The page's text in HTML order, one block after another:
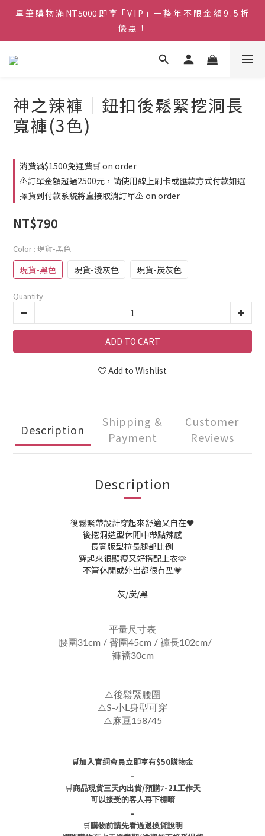
♡ 官 網 訂 單 滿 NT.1500 即 享 免 運 費 🚚💨 ♡
單 筆 購 物 滿 NT.5000 即 享「 V I P 」一 整 年 不 限 金 額 9 . 5 折
優 惠 ！
♡ 官 網 訂 單 滿 NT.1500 即 享 免 運 費 🚚💨 ♡
神之辣褲｜鈕扣後鬆緊挖洞長
寬褲(3色)
消費滿$1500免運費🛒 on order
⚠️訂單金額超過2500元，請使用線上刷卡或匯款方式付款如選
擇貨到付款系統將直接取消訂單⚠️ on order
NT$790
Color : 現貨-黑色
現貨-黑色 現貨-淺灰色 現貨-炭灰色
Quantity
ADD TO CART
Add to Wishlist
Description
Shipping &
Payment
Customer
Reviews
Description
後鬆緊帶設計穿起來舒適又自在🖤
後挖洞造型休閒中帶點辣感
長寬版型拉長腿部比例
穿起來很顯瘦又好搭配上衣🫶
不管休閒或外出都很有型💗
灰/炭/黑
平量尺寸表
腰圍31cm / 臀圍45cm / 褲長102cm/
褲襠30cm
⚠️後鬆緊腰圍
⚠️S-小L身型可穿
⚠️麻豆158/45
🛒加入官網會員立即享有$50購物金
-
🛒商品現貨三天內出貨/預購7-21工作天
可以接受的客人再下標唷
-
🛒購物前請先看過退換貨說明